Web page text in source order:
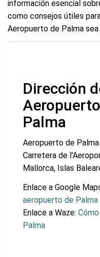
información esencial
como consejos útiles
Aeropuerto de Palma
Dirección
Palma
Aeropuerto de
Carretera de
Mallorca, Islas
Enlace a Google
aeropuerto de Palma
Enlace a Waze:
Palma